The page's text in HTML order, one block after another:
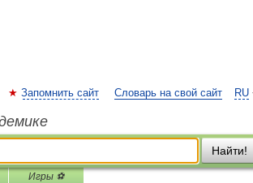
RU
Запомнить сайт Словарь на свой сайт
Найти!
Игры ⚽